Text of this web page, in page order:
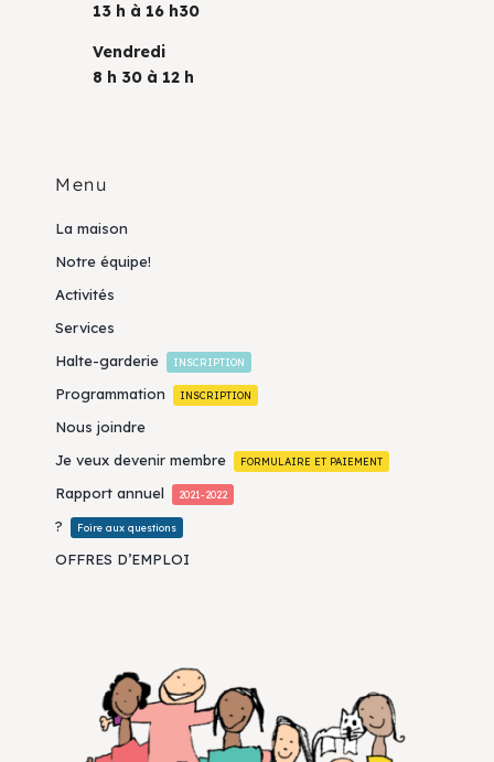
13 h à 16 h30
Vendredi
8 h 30 à 12 h
Menu
La maison
Notre équipe!
Activités
Services
Halte-garderie
INSCRIPTION
Programmation INSCRIPTION
Nous joindre
Je veux devenir membre
FORMULAIRE ET PAIEMENT
Rapport annuel 2021-2022
? Foire aux questions
OFFRES D’EMPLOI